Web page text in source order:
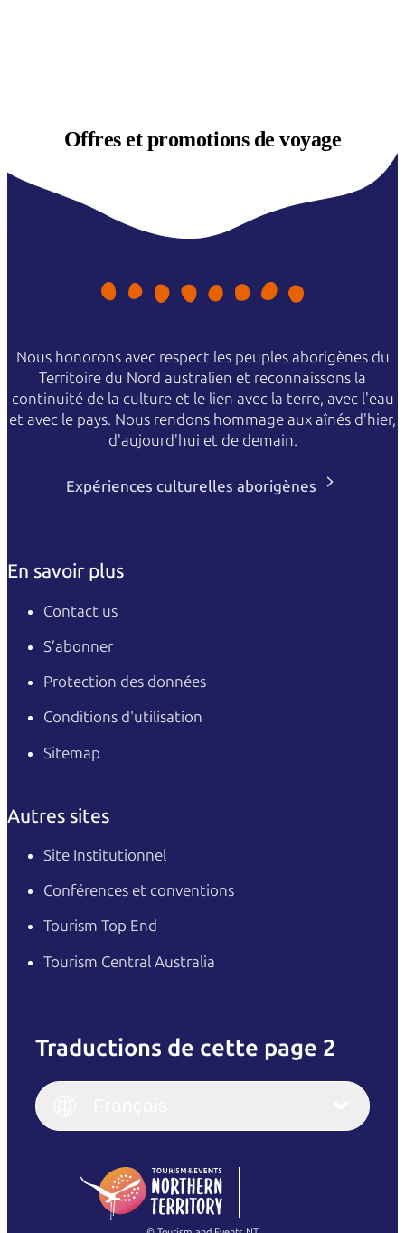
Offres etpromotions de voyage
Nous honorons avec respect les peuples aborigènes du
Territoire du Nord australien et reconnaissons la
continuité de la culture et le lien avec la terre, avec l'eau
et avec le pays. Nous rendons hommage aux aînés d'hier,
d'aujourd'hui et de demain.
Expériences culturelles aborigènes
En savoir plus
Contact us
S’abonner
Protection des données
Conditions d'utilisation
Sitemap
Autres sites
Site Institutionnel
Conférences et conventions
Tourism Top End
Tourism Central Australia
Traductions de cette page 2
English
(Singapore)
Français
Italiano
繁體中文